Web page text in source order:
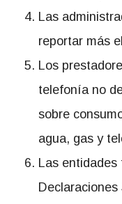
Las
reportar más
Los
telefonía no
sobre
agua, gas y
Las